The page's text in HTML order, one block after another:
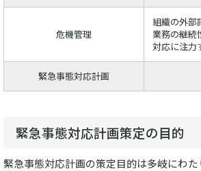
危機管理
組織の外部
業務の継続
対応に注力
緊急事態対応計画
緊急事態対応計画策定の目的
緊急事態対応計画の策定目的は多岐にわ